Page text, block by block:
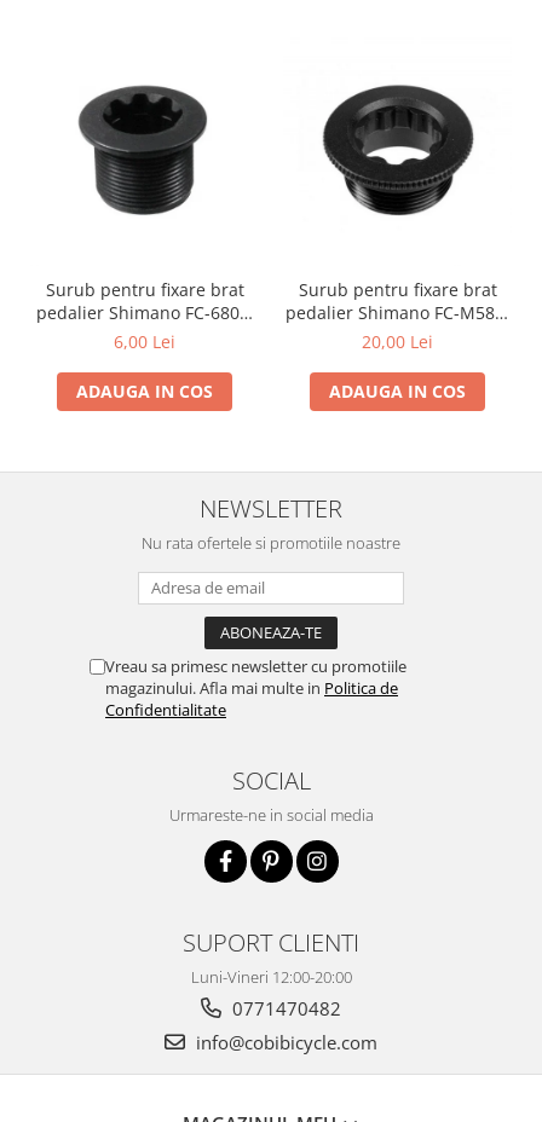
Surub pentru fixare brat
pedalier Shimano FC-6800,
M20
6,00 Lei
ADAUGA IN COS
Surub pentru fixare brat
pedalier Shimano FC-M582,
M20
20,00 Lei
ADAUGA IN COS
NEWSLETTER
Nu rata ofertele si promotiile noastre
Vreau sa primesc newsletter cu promotiile
magazinului. Afla mai multe in Politica de
Confidentialitate
SOCIAL
Urmareste-ne in social media
SUPORT CLIENTI
Luni-Vineri 12:00-20:00
0771470482
info@cobibicycle.com